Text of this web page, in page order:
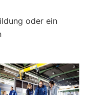
oder ein